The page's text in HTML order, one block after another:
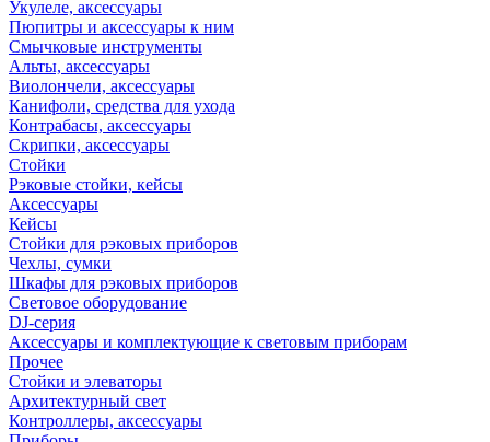
Укулеле, аксессуары
Пюпитры и аксессуары к ним
Смычковые инструменты
Альты, аксессуары
Виолончели, аксессуары
Канифоли, средства для ухода
Контрабасы, аксессуары
Скрипки, аксессуары
Стойки
Рэковые стойки, кейсы
Аксессуары
Кейсы
Стойки для рэковых приборов
Чехлы, сумки
Шкафы для рэковых приборов
Световое оборудование
DJ-серия
Аксессуары и комплектующие к световым приборам
Прочее
Стойки и элеваторы
Архитектурный свет
Контроллеры, аксессуары